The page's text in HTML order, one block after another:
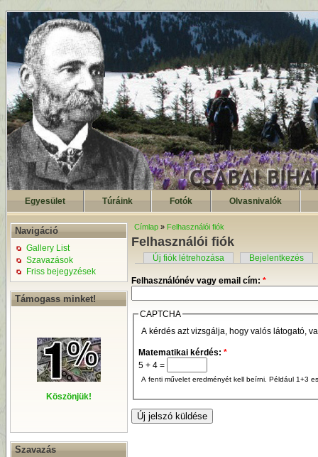
Egyesület Túráink Fotók Olvasnivalók
Navigáció
Gallery List
Szavazások
Friss bejegyzések
Támogass minket!
Köszönjük!
Szavazás
Címlap » Felhasználói fiók
Felhasználói fiók
Új fiók létrehozása Bejelentkezés
Felhasználónév vagy email cím: *
CAPTCHA
A kérdés azt vizsgálja, hogy valós látogató,
Matematikai kérdés: *
5 + 4 =
A fenti művelet eredményét kell beírni. Például 1+3